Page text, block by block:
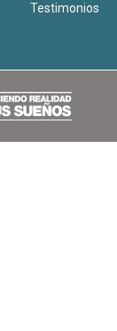
Testimonios